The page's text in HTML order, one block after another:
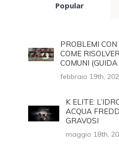
Popular
PROBLEMI CON
COME
COMUNI
febbraio 19th,
K ELITE:
ACQUA
GRAVOSI
maggio 18th,